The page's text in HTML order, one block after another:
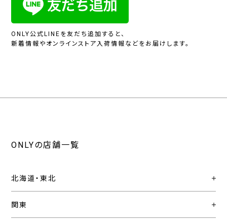
ONLY公式LINEを友だち追加すると、
新着情報やオンラインストア入荷情報などをお届けします。
ONLYの店舗一覧
北海道・東北
関東